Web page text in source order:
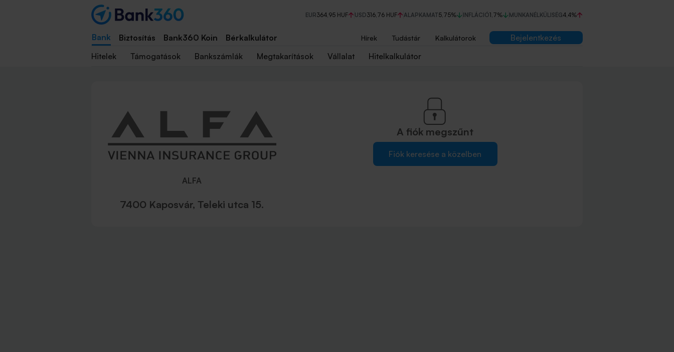
EUR364,95 HUF USD316,76 HUF ALAPKAMAT5,75% INFLÁCIÓ1,7% MUNKANÉLKÜLISÉG4,4%
Bank Biztosítás Bank360 Koin Bérkalkulátor Hírek Tudástár Kalkulátorok
Bejelentkezés
Hitelek
Támogatások Bankszámlák Megtakarítások Vállalat Hitelkalkulátor
ALFA
7400 Kaposvár, Teleki utca 15.
A fiók megszűnt
Fiók keresése a közelben